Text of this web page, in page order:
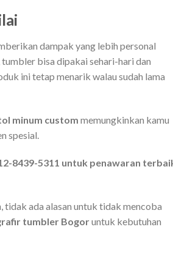
dampak yang lebih personal
bisa dipakai sehari-hari dan
ini tetap menarik walau sudah lama
minum custom memungkinkan kamu
spesial.
8439-5311 untuk penawaran
ada alasan untuk tidak mencoba
tumbler Bogoruntuk kebutuhan